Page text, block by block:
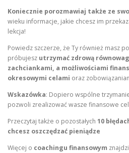
Koniecznie porozmawiaj także ze
wieku informacje, jakie chcesz im
lekcja!
Powiedz szczerze, że Ty również masz
próbujesz utrzymać zdrową
zachciankami, a możliwościami
okresowymi celami oraz
Wskazówka: Dopiero wspólne
pozwoli zrealizować wasze finansowe
Przeczytaj także o pozostałych 10
chcesz oszczędzać pieniądze
Więcej o coachingu finansowym